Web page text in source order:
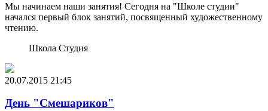
Мы начинаем наши занятия! Сегодня на "Школе студии"
начался первый блок занятий, посвященный художественному
чтению.
Школа Студия
20.07.2015 21:45
День "Смешариков"